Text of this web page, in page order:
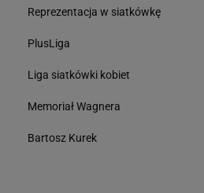
Reprezentacja w siatkówkę
PlusLiga
Liga siatkówki kobiet
Memoriał Wagnera
Bartosz Kurek